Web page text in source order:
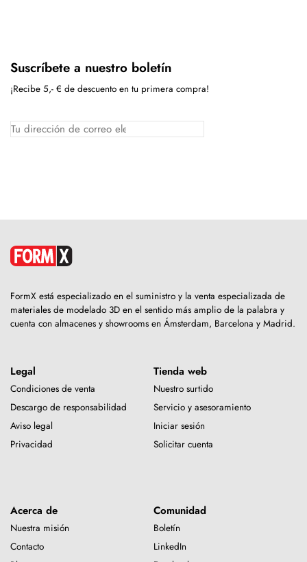
Suscríbete a nuestro boletín
¡Recibe 5,- € de descuento en tu primera compra!
FormX está especializado en el suministro y la venta especializada de
materiales de modelado 3D en el sentido más amplio de la palabra y
cuenta con almacenes y showrooms en Ámsterdam, Barcelona y Madrid.
Legal
Condiciones de venta
Descargo de responsabilidad
Aviso legal
Privacidad
Tienda web
Nuestro surtido
Servicio y asesoramiento
Iniciar sesión
Solicitar cuenta
Acerca de
Nuestra misión
Contacto
Comunidad
Boletín
LinkedIn